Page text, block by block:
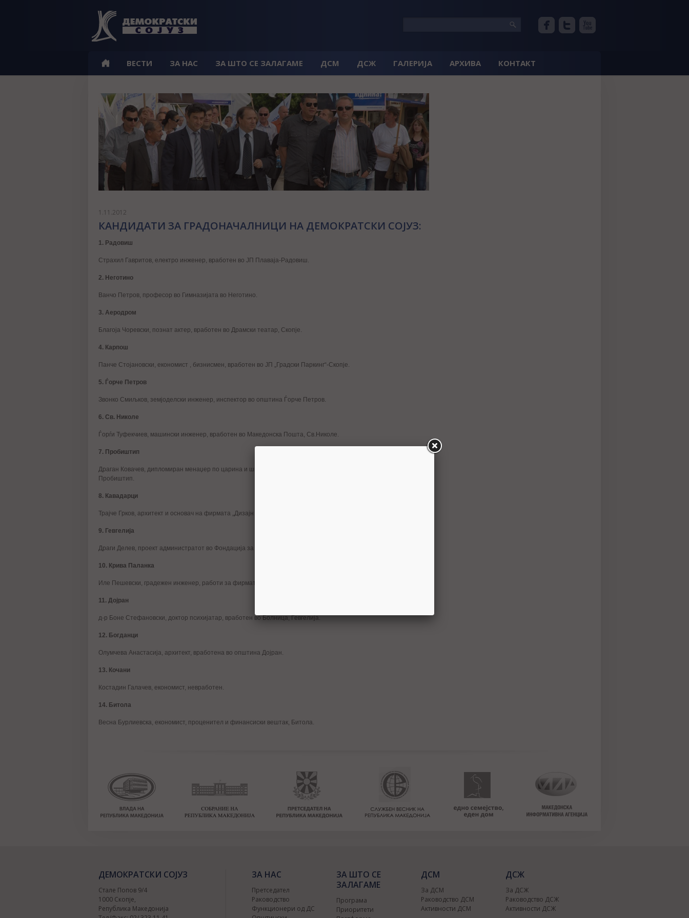
ВЕСТИ ЗА НАС ЗА ШТО СЕ ЗАЛАГАМЕ ДСМ ДСЖ ГАЛЕРИЈА АРХИВА КОНТАКТ
1.11.2012
КАНДИДАТИ ЗА ГРАДОНАЧАЛНИЦИ НА ДЕМОКРАТСКИ СОЈУЗ:
1. Радовиш
Страхил Гавритов, електро инженер, вработен во ЈП Плаваја-Радовиш.
2. Неготино
Ванчо Петров, професор во Гимназијата во Неготино.
3. Аеродром
Благоја Чоревски, познат актер, вработен во Драмски театар, Скопје.
4. Карпош
Панче Стојановски, економист , бизнисмен, вработен во ЈП „Градски Паркинг“-Скопје.
5. Ѓорче Петров
Звонко Смиљков, земјоделски инженер, инспектор во општина Ѓорче Петров.
6. Св. Николе
Ѓорѓи Туфекчиев, машински инженер, вработен во Македонска Пошта, Св.Николе.
7. Пробиштип
Драган Ковачев, дипломиран менаџер по царина и шпедиција, вработен во Министерство за земјоделие,
Пробиштип.
8. Кавадарци
Трајче Грков, архитект и основач на фирмата „Дизајн Центар Инжинеринг“, Кавадарци.
9. Гевгелија
Драги Делев, проект администратот во Фондација за локален развој, Гевгелија.
10. Крива Паланка
Иле Пешевски, градежен инженер, работи за фирмата Геинг Кребс унд Кифер, Крива Паланка.
11. Дојран
д-р Боне Стефановски, доктор психијатар, вработен во Болница, Гевгелија.
12. Богданци
Олумчева Анастасија, архитект, вработена во општина Дојран.
13. Кочани
Костадин Галачев, економист, невработен.
14. Битола
Весна Бурлиевска, економист, проценител и финансиски вештак, Битола.
ДЕМОКРАТСКИ СОЈУЗ
Стале Попов 9/4
1000 Скопје,
Република Македонија
ЗА НАС
Претседател
Раководство
Функционери од ДС
ЗА ШТО СЕ
ЗАЛАГАМЕ
Програма
Приоритети
ДСМ
За ДСМ
Раководство ДСМ
Активности ДСМ
ДСЖ
За ДСЖ
Раководство ДСЖ
Активности ДСЖ